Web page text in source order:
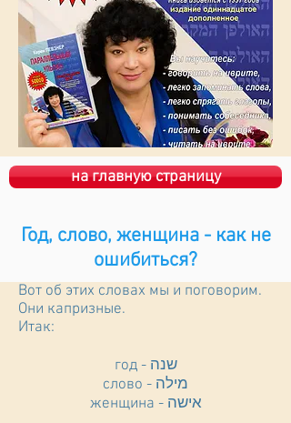
на главную страницу
Год, слово, женщина - как не
ошибиться?
Вот об этих словах мы и поговорим.
Они капризные.
Итак:
год - שנה
слово - מילה
женщина - אישה